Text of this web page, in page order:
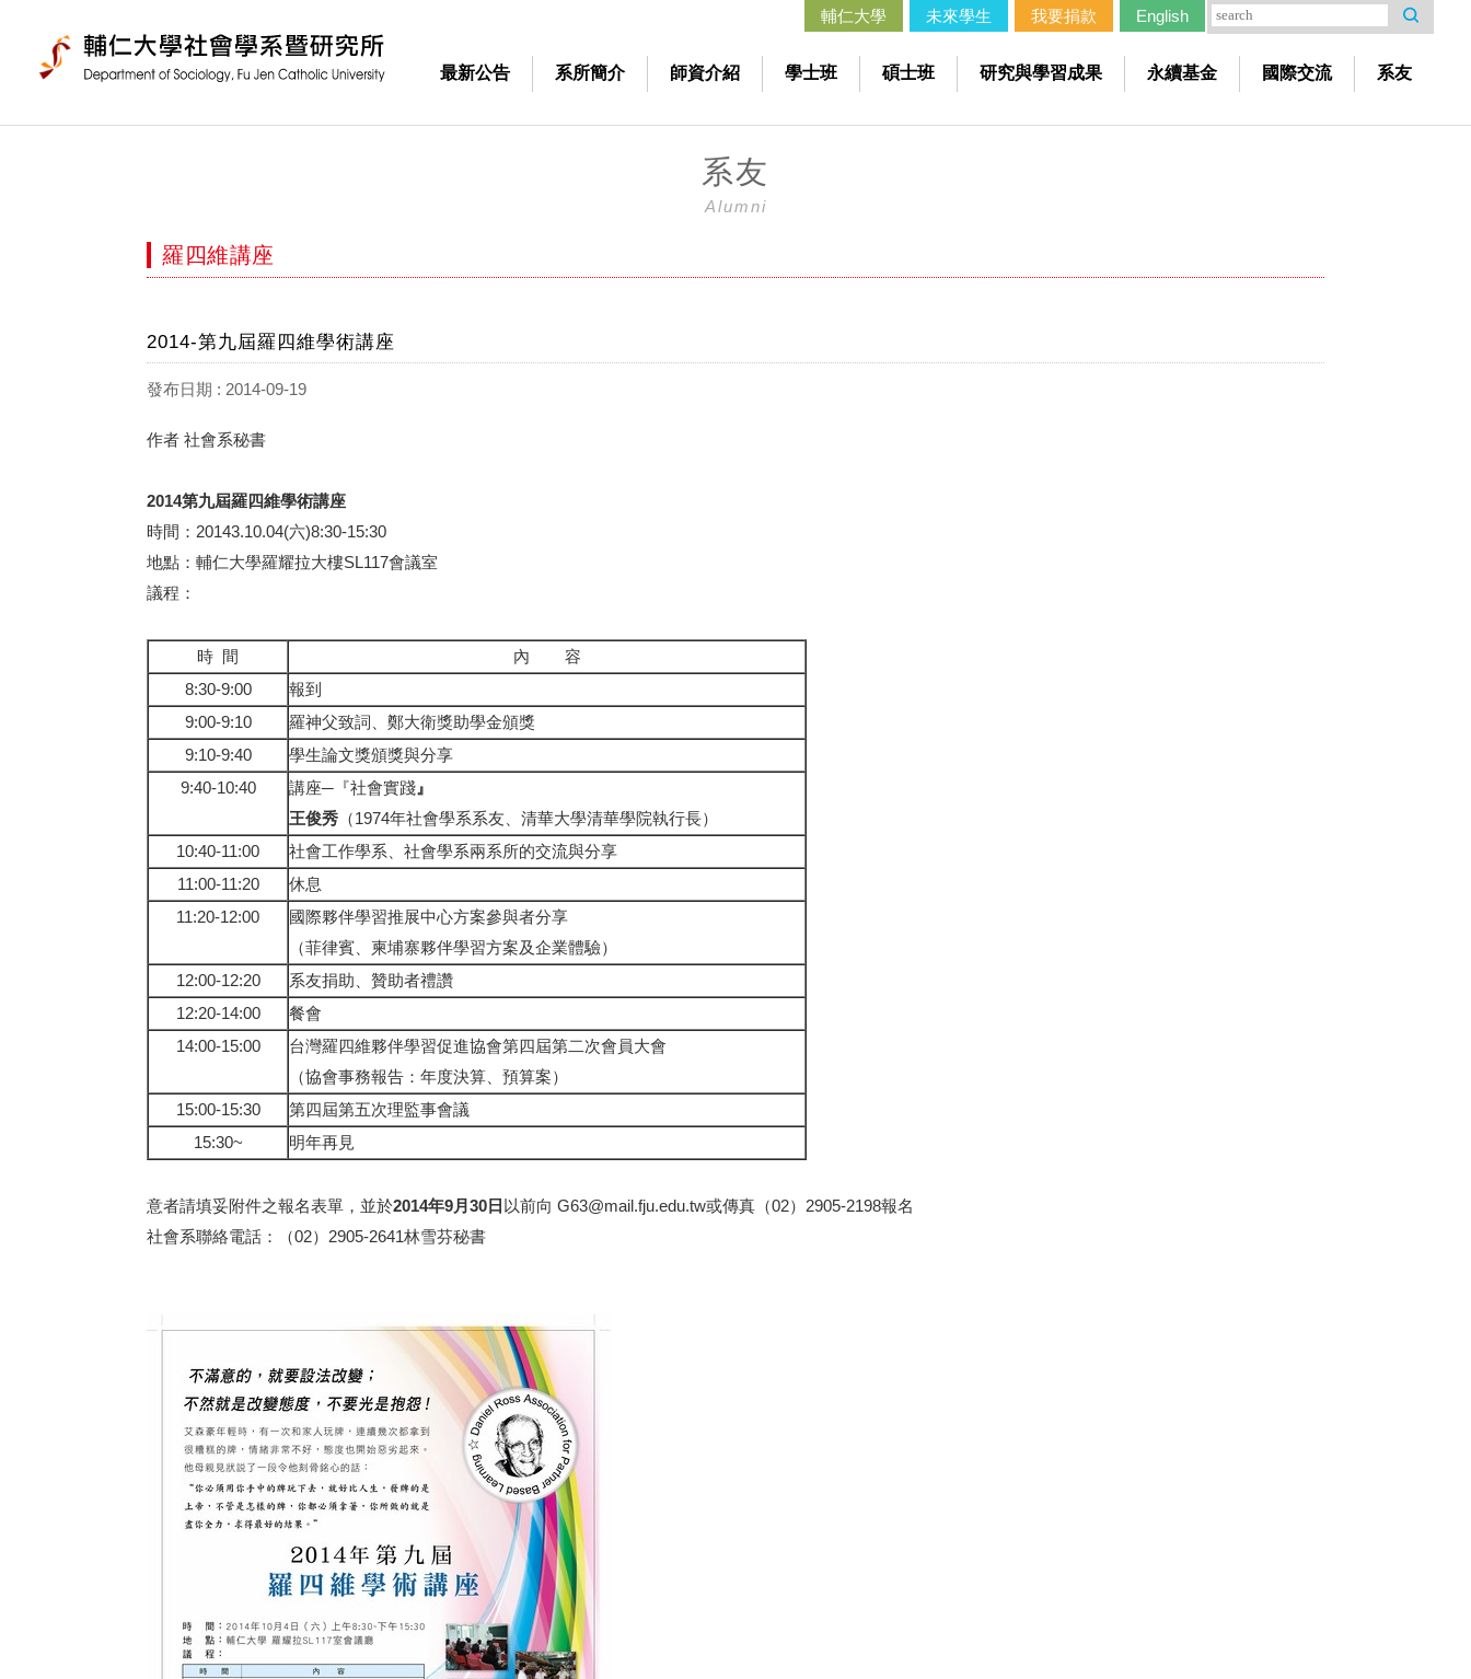
輔仁大學 未來學生 我要捐款 English
最新公告 系所簡介 師資介紹 學士班 碩士班 研究與學習成果 永續基金 國際交流 系友
系友
Alumni
羅四維講座
2014-第九屆羅四維學術講座
發布日期 : 2014-09-19
作者 社會系秘書
2014第九屆羅四維學術講座
時間：20143.10.04(六)8:30-15:30
地點：輔仁大學羅耀拉大樓SL117會議室
議程：
時 間
內 容
8:30-9:00
報到
9:00-9:10
羅神父致詞、鄭大衛獎助學金頒獎
9:10-9:40
學生論文獎頒獎與分享
9:40-10:40
講座─『社會實踐 』
王俊秀 （1974年社會學系系友、清華大學清華學院執行長）
10:40-11:00
社會工作學系、社會學系兩系所的交流與分享
11:00-11:20
休息
11:20-12:00
國際夥伴學習推展中心方案參與者分享
（菲律賓、柬埔寨夥伴學習方案及企業體驗）
12:00-12:20
系友捐助、贊助者禮讚
12:20-14:00
餐會
14:00-15:00
台灣羅四維夥伴學習促進協會第四屆第二次會員大會
（協會事務報告：年度決算、預算案）
15:00-15:30
第四屆第五次理監事會議
15:30~
明年再見
意者請填妥附件之報名表單，並於2014年9月30日 以前向G63@mail.fju.edu.tw或傳真（02）2905-2198報名
社會系聯絡電話：（02）2905-2641林雪芬秘書